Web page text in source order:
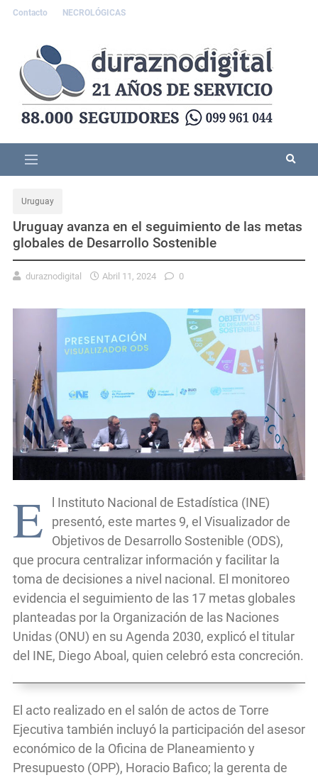
Contacto NECROLÓGICAS
Uruguay
Uruguay avanza en el seguimiento de las metas
globales de Desarrollo Sostenible
duraznodigital Abril 11, 2024 0
E
l Instituto Nacional de Estadística (INE)
presentó, este martes 9, el Visualizador de
Objetivos de Desarrollo Sostenible (ODS),
que procura centralizar información y facilitar la
toma de decisiones a nivel nacional. El monitoreo
evidencia el seguimiento de las 17 metas globales
planteadas por la Organización de las Naciones
Unidas (ONU) en su Agenda 2030, explicó el titular
del INE, Diego Aboal, quien celebró esta concreción.
El acto realizado en el salón de actos de Torre
Ejecutiva también incluyó la participación del asesor
económico de la Oficina de Planeamiento y
Presupuesto (OPP), Horacio Bafico; la gerenta de